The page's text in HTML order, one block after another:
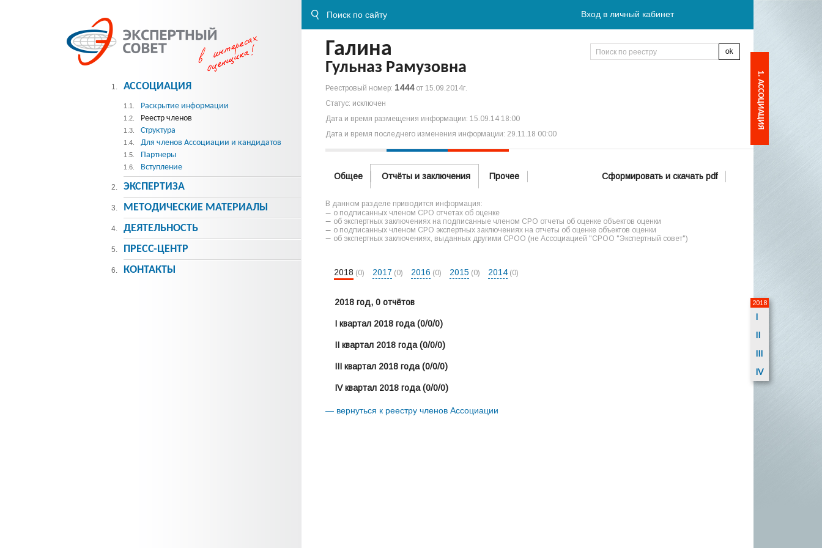
Вход в личный кабинет
Галина
Гульназ Рамузовна
Реестровый номер: 1444от 15.09.2014г.
Статус: исключен
Дата и время размещения информации: 15.09.14 18:00
Дата и время последнего изменения информации: 29.11.18 00:00
Общее Отчёты и заключения Прочее Сформировать и скачать pdf
В данном разделе приводится информация:
о подписанных членом СРО отчетах об оценке
об экспертных заключениях на подписанные членом СРО отчеты об оценке объектов оценки
о подписанных членом СРО экспертных заключениях на отчеты об оценке объектов оценки
об экспертных заключениях, выданных другими СРОО (не Ассоциацией "СРОО "Экспертный совет")
2018 (0) 2017 (0) 2016 (0) 2015 (0) 2014 (0)
2018 год, 0 отчётов 2018
I
II
III
IV
I квартал 2018 года(0/0/0)
II квартал 2018 года(0/0/0)
III квартал 2018 года(0/0/0)
IV квартал 2018 года(0/0/0)
— вернуться к реестру членов Ассоциации
1. АССОЦИАЦИЯ
1.1. Раскрытие информации
1.2. Реестр членов
1.3. Структура
1.4. Для членов Ассоциации и кандидатов
1.5. Партнеры
1.6. Вступление
2. ЭКСПЕРТИЗА
3. МЕТОДИЧЕСКИE МАТЕРИАЛЫ
4. ДЕЯТЕЛЬНОСТЬ
5. ПРЕСС-ЦЕНТР
6. КОНТАКТЫ
1. АССОЦИАЦИЯ